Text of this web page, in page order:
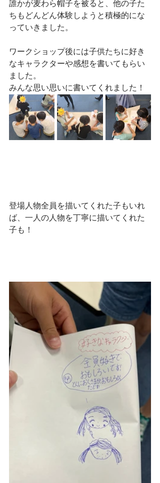
誰かが麦わら帽子を被ると、他の子た
ちもどんどん体験しようと積極的にな
っていきました。
ワークショップ後には子供たちに好き
なキャラクターや感想を書いてもらい
ました。
みんな思い思いに書いてくれました！
登場人物全員を描いてくれた子もいれ
ば、一人の人物を丁寧に描いてくれた
子も！